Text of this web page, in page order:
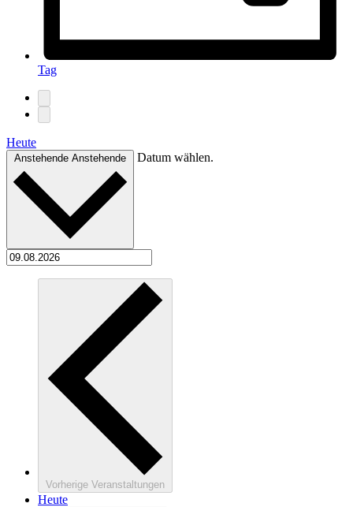
Tag
Heute
Anstehende Anstehende Datum wählen.
Vorherige Veranstaltungen
Heute